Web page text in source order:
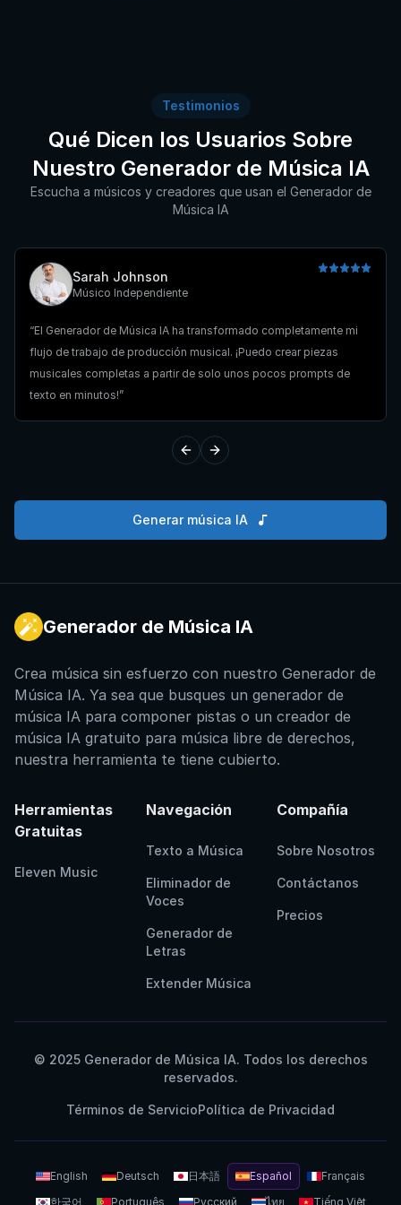
Testimonios
Qué Dicen los Usuarios Sobre
Nuestro Generador de Música IA
Escucha a músicos y creadores que usan el Generador de
Música IA
Sarah Johnson
Músico Independiente
El Generador de Música IA ha transformado completamente mi
flujo de trabajo de producción musical. ¡Puedo crear piezas
musicales completas a partir de solo unos pocos prompts de
texto en minutos!
Previous slide
Next slide
Generar música IA
Generador de Música IA
Crea música sin esfuerzo con nuestro Generador de
Música IA. Ya sea que busques un generador de
música IA para componer pistas o un creador de
música IA gratuito para música libre de derechos,
nuestra herramienta te tiene cubierto.
Herramientas
Gratuitas
Eleven Music
Navegación
Texto a Música
Eliminador de
Voces
Generador de
Letras
Extender Música
Compañía
Sobre Nosotros
Contáctanos
Precios
© 2025 Generador de Música IA. Todos los derechos
reservados.
Términos de ServicioPolítica de Privacidad
English Deutsch 日本語 Español
Français
한국어
Português Русский ไทย
Tiếng Việt